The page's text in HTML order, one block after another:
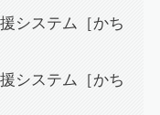
システム［かち
システム［かち